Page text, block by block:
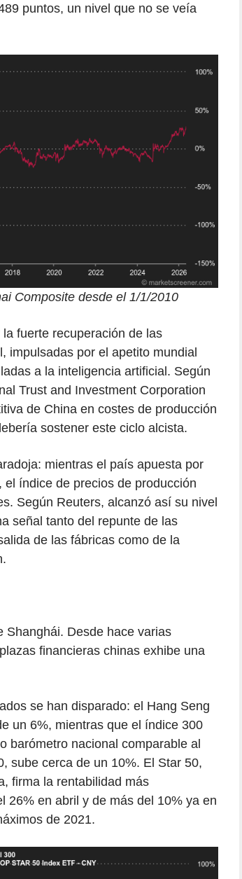
puntos, un nivel que no se veía
Composite desde el 1/1/2010
fuerte recuperación de las
impulsadas por el apetito mundial
a la inteligencia artificial. Según
Trust and Investment Corporation
de China en costes de producción
sostener este ciclo alcista.
mientras el país apuesta por
índice de precios de producción
Según Reuters, alcanzó así su nivel
señal tanto del repunte de las
de las fábricas como de la
Shanghái. Desde hace varias
financieras chinas exhibe una
se han disparado: el Hang Seng
un 6%, mientras que el índice 300
barómetro nacional comparable al
sube cerca de un 10%. El Star 50,
firma la rentabilidad más
26% en abril y de más del 10% ya en
de 2021.